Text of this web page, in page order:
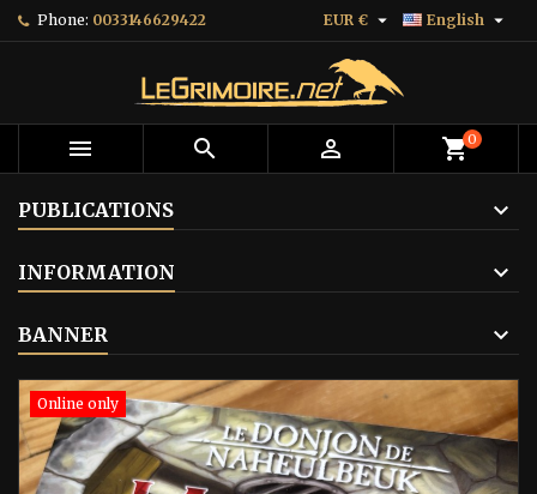
Phone: 0033146629422 English 
EUR € 
   shopping_cart0
PUBLICATIONS
INFORMATION
BANNER
Online only